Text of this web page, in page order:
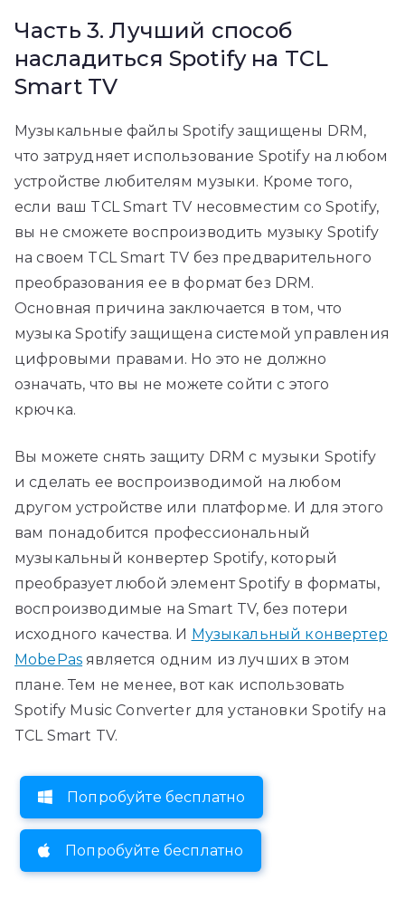
Часть 3. Лучший способ
насладиться Spotify на TCL
Smart TV
Музыкальные файлы Spotify защищены DRM,
что затрудняет использование Spotify на любом
устройстве любителям музыки. Кроме того,
если ваш TCL Smart TV несовместим со Spotify,
вы не сможете воспроизводить музыку Spotify
на своем TCL Smart TV без предварительного
преобразования ее в формат без DRM.
Основная причина заключается в том, что
музыка Spotify защищена системой управления
цифровыми правами. Но это не должно
означать, что вы не можете сойти с этого
крючка.
Вы можете снять защиту DRM с музыки Spotify
и сделать ее воспроизводимой на любом
другом устройстве или платформе. И для этого
вам понадобится профессиональный
музыкальный конвертер Spotify, который
преобразует любой элемент Spotify в форматы,
воспроизводимые на Smart TV, без потери
исходного качества. И Музыкальный конвертер
MobePas является одним из лучших в этом
плане. Тем не менее, вот как использовать
Spotify Music Converter для установки Spotify на
TCL Smart TV.
Попробуйте бесплатно
Попробуйте бесплатно